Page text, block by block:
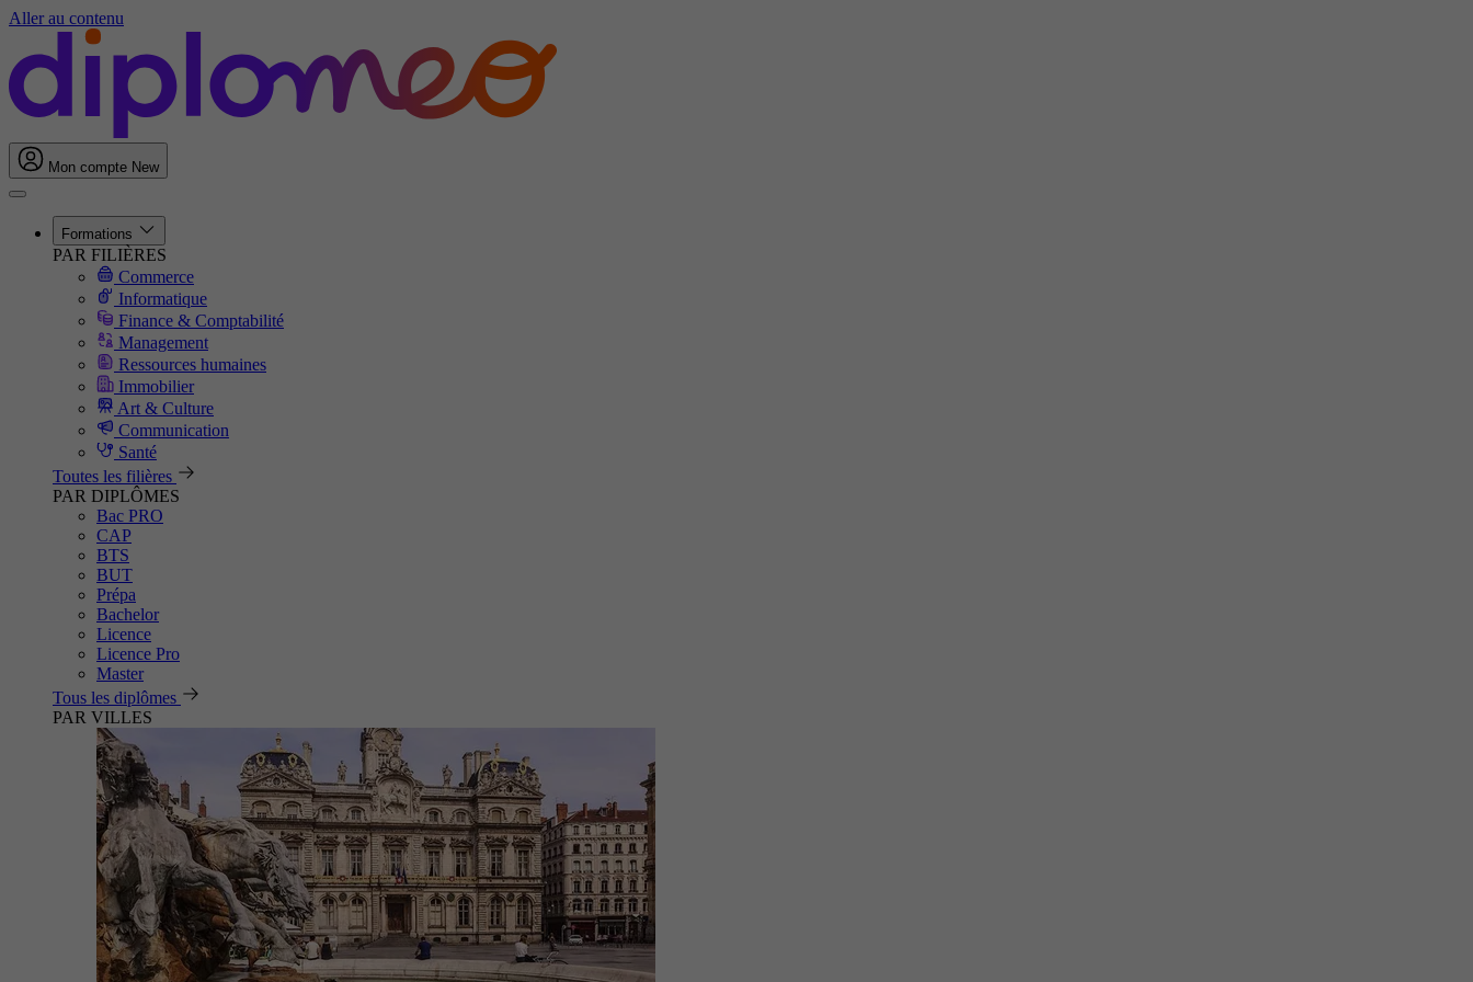
Aller au contenu
Mon compte New
Formations
PAR FILIÈRES
Commerce
Informatique
Finance & Comptabilité
Management
Ressources humaines
Immobilier
Art & Culture
Communication
Santé
Toutes les filières
PAR DIPLÔMES
Bac PRO
CAP
BTS
BUT
Prépa
Bachelor
Licence
Licence Pro
Master
Tous les diplômes
PAR VILLES